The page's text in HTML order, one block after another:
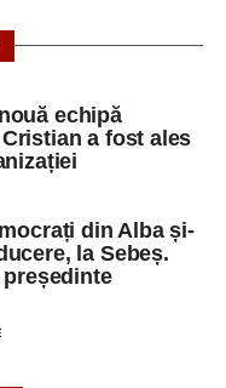
echipă
a fost ales
din Alba și-
la Sebeș.